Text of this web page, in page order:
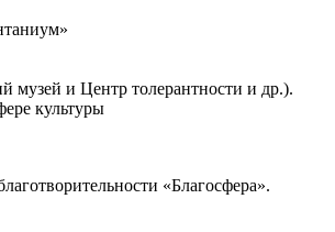
музей и Центр толерантности и др.).
культуры
«Благосфера».